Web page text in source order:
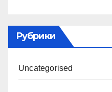
Рубрики
Uncategorised